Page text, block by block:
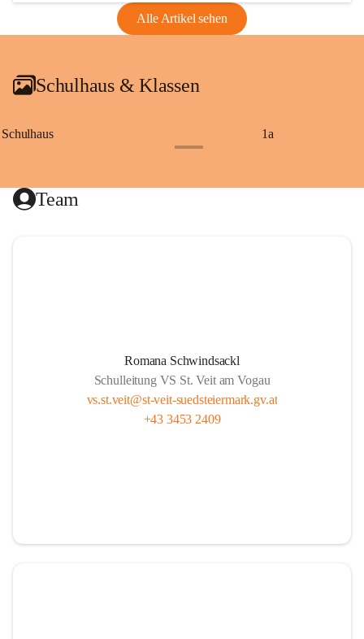
Alle Artikel sehen
Schulhaus & Klassen
Schulhaus 1a
Team
Romana Schwindsackl
Schulleitung VS St. Veit am Vogau
vs.st.veit@st-veit-suedsteiermark.gv.at
+43 3453 2409